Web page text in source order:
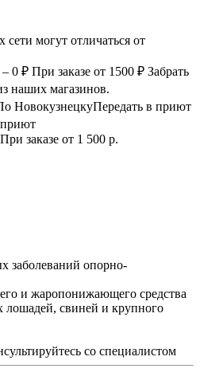
могут отличаться от
– 0 ₽ При заказе от 1500 ₽ Забрать
наших магазинов.
НовокузнецкуПередать в приют
приют
При заказе от 1 500 р.
заболеваний опорно-
и жаропонижающего средства
лошадей, свиней и крупного
со специалистом